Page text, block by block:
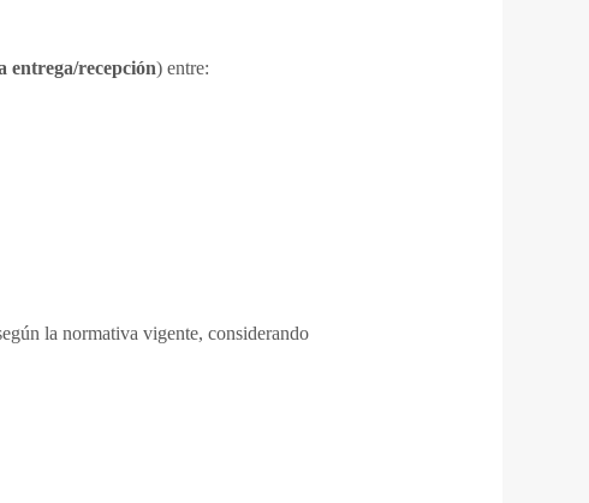
entrega/recepción) entre:
la normativa vigente, considerando